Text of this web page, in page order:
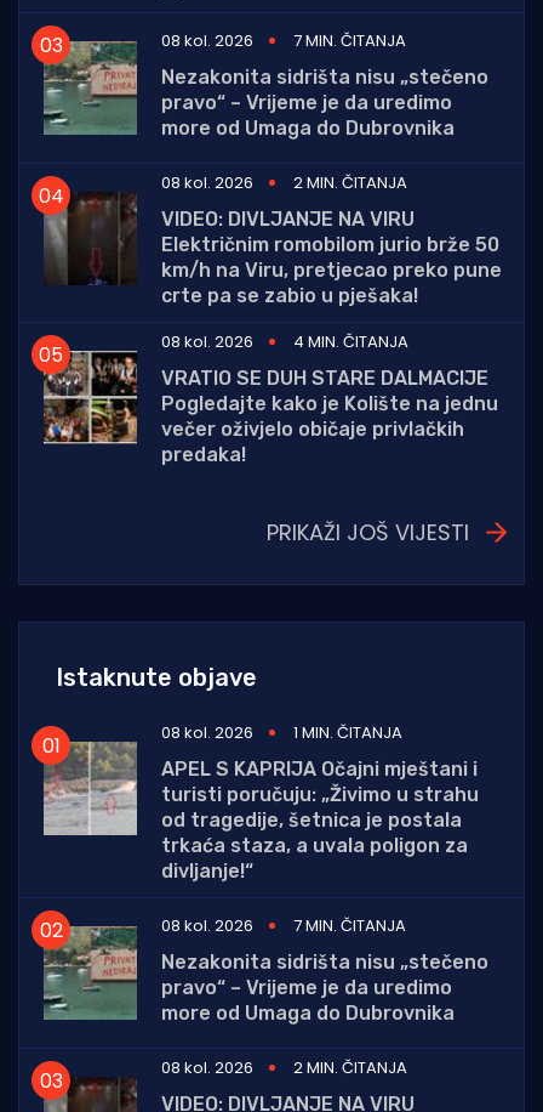
08 kol. 2026
7 MIN. ČITANJA
Nezakonita sidrišta nisu „stečeno
pravo“ – Vrijeme je da uredimo
more od Umaga do Dubrovnika
08 kol. 2026
2 MIN. ČITANJA
VIDEO: DIVLJANJE NA VIRU
Električnim romobilom jurio brže 50
km/h na Viru, pretjecao preko pune
crte pa se zabio u pješaka!
08 kol. 2026
4 MIN. ČITANJA
VRATIO SE DUH STARE DALMACIJE
Pogledajte kako je Kolište na jednu
večer oživjelo običaje privlačkih
predaka!
PRIKAŽI JOŠ VIJESTI
Istaknute objave
08 kol. 2026
1 MIN. ČITANJA
APEL S KAPRIJA Očajni mještani i
turisti poručuju: „Živimo u strahu
od tragedije, šetnica je postala
trkaća staza, a uvala poligon za
divljanje!“
08 kol. 2026
7 MIN. ČITANJA
Nezakonita sidrišta nisu „stečeno
pravo“ – Vrijeme je da uredimo
more od Umaga do Dubrovnika
08 kol. 2026
2 MIN. ČITANJA
VIDEO: DIVLJANJE NA VIRU